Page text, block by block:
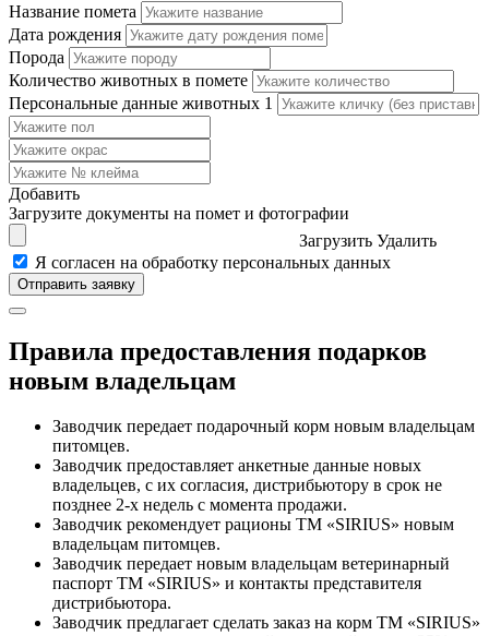
Название помета
Дата рождения
Порода
Количество животных в помете
Персональные данные животных 1
Добавить
Загрузите документы на помет и фотографии
Загрузить Удалить
Я согласен на обработку персональных данных
Правила предоставления подарков
новым владельцам
Заводчик передает подарочный корм новым владельцам
питомцев.
Заводчик предоставляет анкетные данные новых
владельцев, с их согласия, дистрибьютору в срок не
позднее 2-х недель с момента продажи.
Заводчик рекомендует рационы ТМ «SIRIUS» новым
владельцам питомцев.
Заводчик передает новым владельцам ветеринарный
паспорт ТМ «SIRIUS» и контакты представителя
дистрибьютора.
Заводчик предлагает сделать заказ на корм ТМ «SIRIUS»